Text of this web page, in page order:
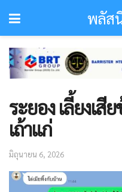
พลัส
ระยอง เลี้ยงเสี
เถ้าแก่
มิถุนายน 6, 2026